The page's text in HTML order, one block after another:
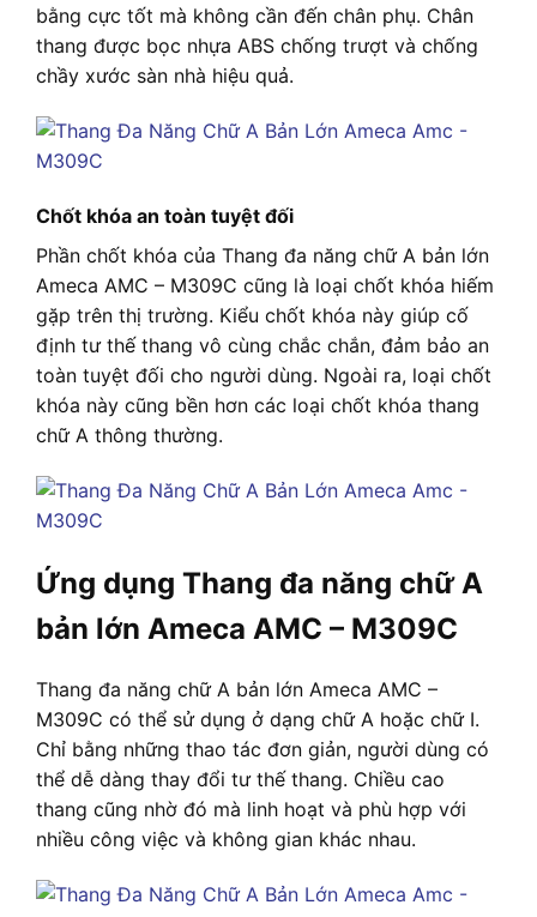
bằng cực tốt mà không cần đến chân phụ. Chân
thang được bọc nhựa ABS chống trượt và chống
chầy xước sàn nhà hiệu quả.
Chốt khóa an toàn tuyệt đối
Phần chốt khóa của Thang đa năng chữ A bản lớn
Ameca AMC – M309C cũng là loại chốt khóa hiếm
gặp trên thị trường. Kiểu chốt khóa này giúp cố
định tư thế thang vô cùng chắc chắn, đảm bảo an
toàn tuyệt đối cho người dùng. Ngoài ra, loại chốt
khóa này cũng bền hơn các loại chốt khóa thang
chữ A thông thường.
Ứng dụng Thang đa năng chữ A
bản lớn Ameca AMC – M309C
Thang đa năng chữ A bản lớn Ameca AMC –
M309C có thể sử dụng ở dạng chữ A hoặc chữ I.
Chỉ bằng những thao tác đơn giản, người dùng có
thể dễ dàng thay đổi tư thế thang. Chiều cao
thang cũng nhờ đó mà linh hoạt và phù hợp với
nhiều công việc và không gian khác nhau.